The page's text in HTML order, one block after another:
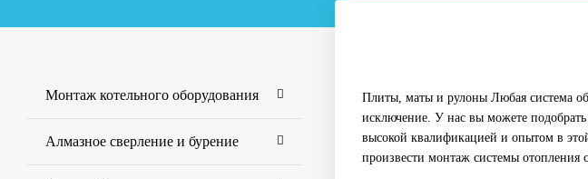
Монтаж котельного оборудования
Алмазное сверление и бурение
Плиты, маты и рулоны Любая система
исключение. У нас вы можете
высокой квалификацией и опытом в
произвести монтаж системы отопления